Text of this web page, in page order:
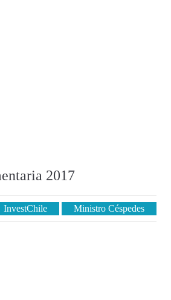
2017
InvestChile Ministro Céspedes